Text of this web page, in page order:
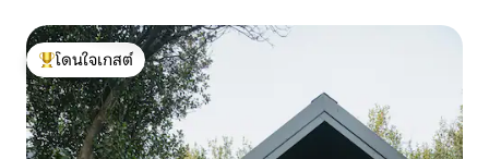
โดนใจเกสต์ที่สุด
โดนใจเกสต์